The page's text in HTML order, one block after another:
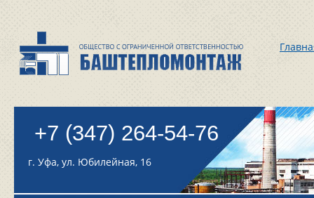
+7 (347) 264-54-76
г. Уфа, ул. Юбилейная, 16